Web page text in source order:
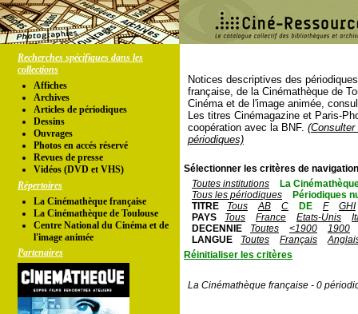
Recherches spécifiques dans les
collections
Affiches
Archives
Articles de périodiques
Dessins
Ouvrages
Photos en accés réservé
Revues de presse
Vidéos (DVD et VHS)
Répertoires
La Cinémathèque française
La Cinémathèque de Toulouse
Centre National du Cinéma et de
l'image animée
Partenaires
Notices descriptives des
française, de la Cinémathèque de
Cinéma et de l'image animée,
Les titres Cinémagazine et Paris-
coopération avec la BNF.
périodiques)
Sélectionner les critères de
Toutes institutions
La
Tous les périodiques
Périodiques
TITRE
Tous AB C DE F
GHI
PAYS
Tous France Etats-Unis
DECENNIE
Toutes <1900
1900
LANGUE
Toutes Français
Réinitialiser les critères
La Cinémathèque française - 0